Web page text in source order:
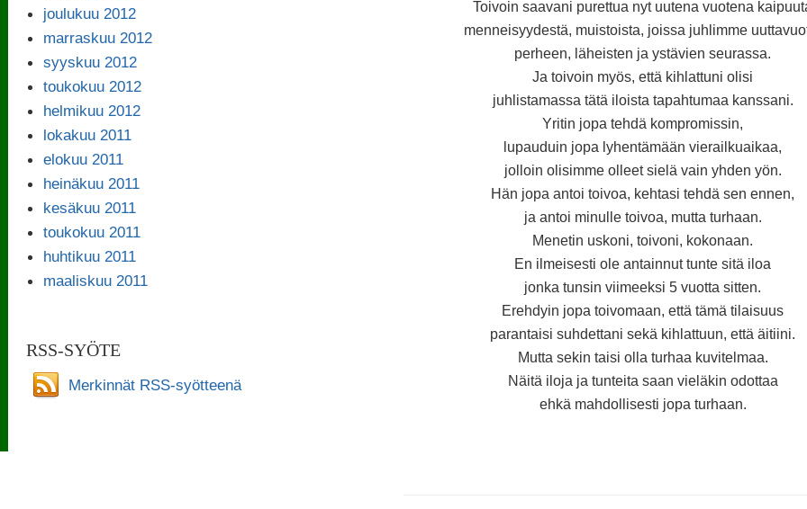
Toivoin saavani purettua nyt uutena vuotena
menneisyydestä, muistoista, joissa juhlimme
perheen, läheisten ja ystävien seurassa.
Ja toivoin myös, että kihlattuni olisi
juhlistamassa tätä iloista tapahtumaa kanssani.
Yritin jopa tehdä kompromissin,
lupauduin jopa lyhentämään vierailkuaikaa,
jolloin olisimme olleet sielä vain yhden yön.
Hän jopa antoi toivoa, kehtasi tehdä sen ennen,
ja antoi minulle toivoa, mutta turhaan.
Menetin uskoni, toivoni, kokonaan.
En ilmeisesti ole antainnut tunte sitä iloa
jonka tunsin viimeeksi 5 vuotta sitten.
Erehdyin jopa toivomaan, että tämä tilaisuus
parantaisi suhdettani sekä kihlattuun, että äitiini.
Mutta sekin taisi olla turhaa kuvitelmaa.
Näitä iloja ja tunteita saan vieläkin odottaa
ehkä mahdollisesti jopa turhaan.
joulukuu 2012
marraskuu 2012
syyskuu 2012
toukokuu 2012
helmikuu 2012
lokakuu 2011
elokuu 2011
heinäkuu 2011
kesäkuu 2011
toukokuu 2011
huhtikuu 2011
maaliskuu 2011
RSS-SYÖTE
Merkinnät RSS-syötteenä